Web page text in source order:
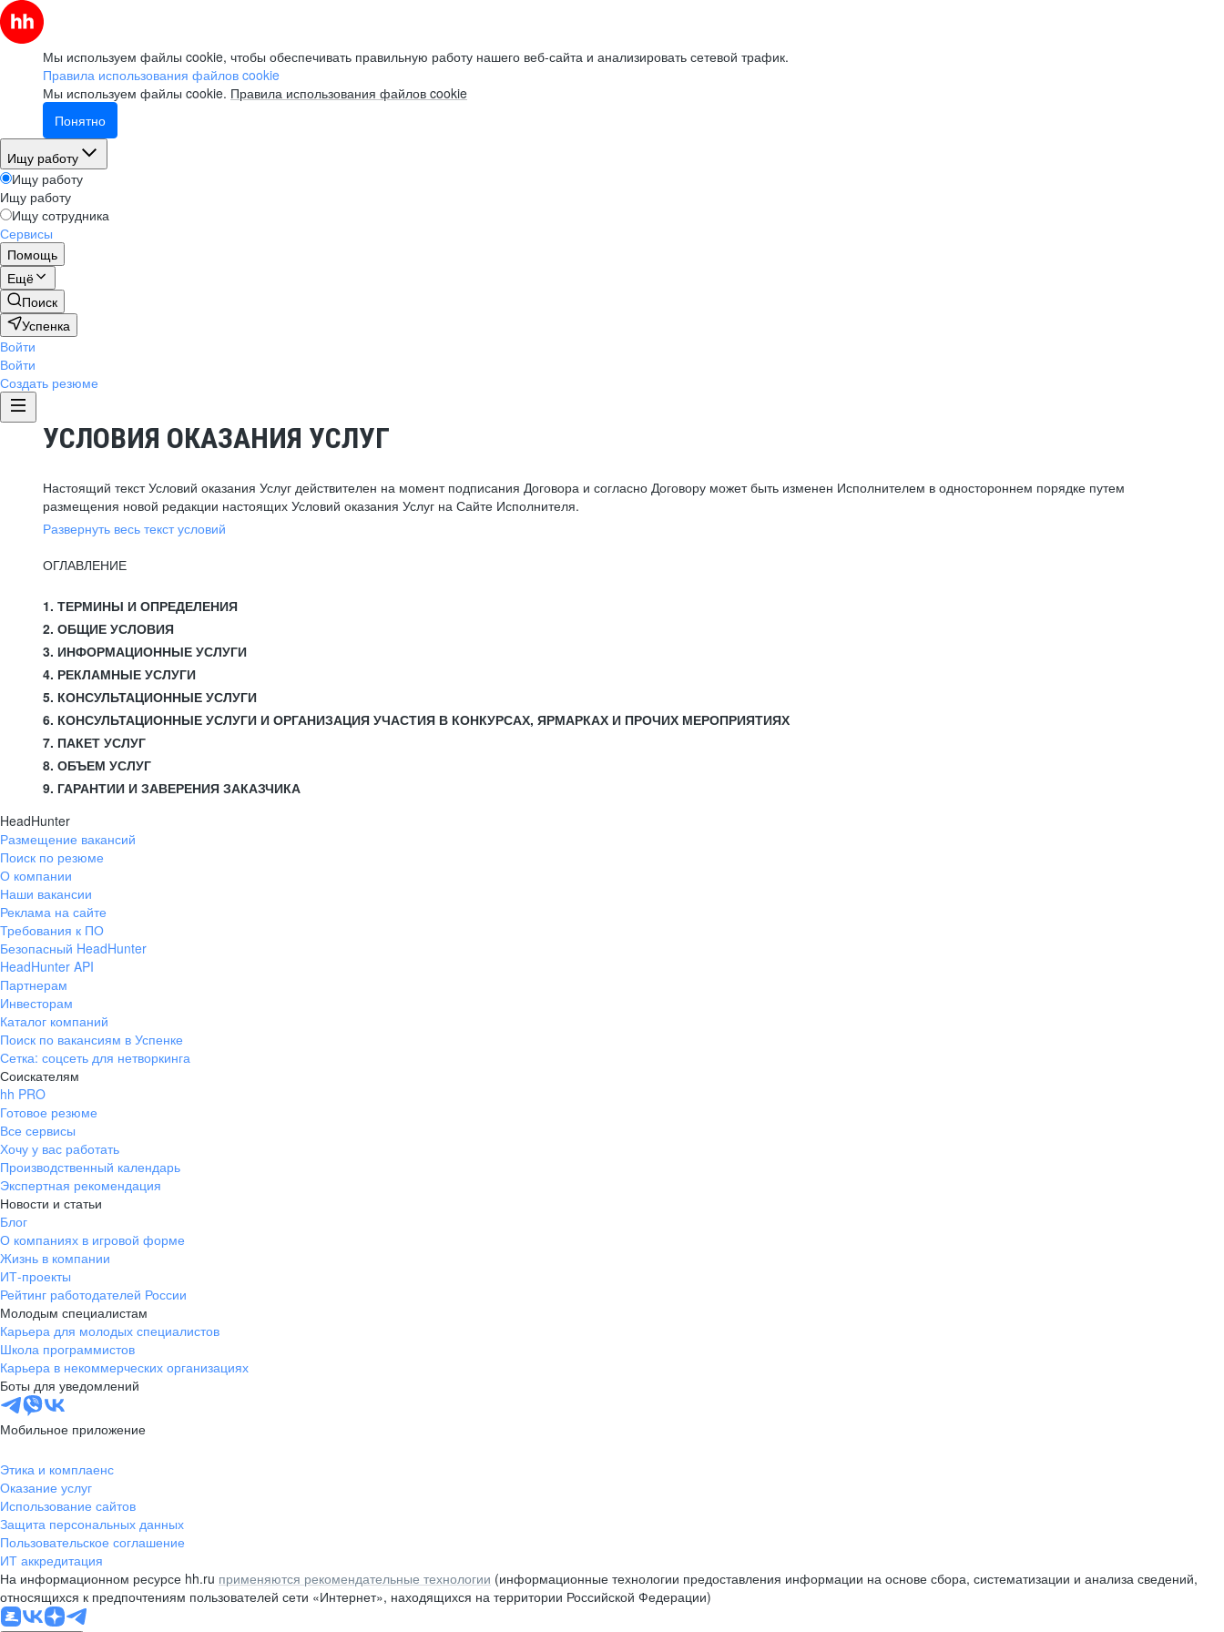
Мы используем файлы cookie, чтобы обеспечивать правильную работу нашего веб-сайта и анализировать сетевой трафик.
Правила использования файлов cookie
Мы используем файлы cookie. Правила использования файлов cookie
Понятно
Ищу работу
Ищу работу
Ищу работу
Ищу сотрудника
Сервисы
Помощь
Ещё
Поиск
Успенка
Войти
Войти
Создать резюме
УСЛОВИЯ ОКАЗАНИЯ УСЛУГ
Настоящий текст Условий оказания Услуг действителен на момент подписания Договора и согласно Договору может быть изменен Исполнителем в одностороннем порядке путем
размещения новой редакции настоящих Условий оказания Услуг на Сайте Исполнителя.
Развернуть весь текст условий
ОГЛАВЛЕНИЕ
1. ТЕРМИНЫ И ОПРЕДЕЛЕНИЯ
2. ОБЩИЕ УСЛОВИЯ
3. ИНФОРМАЦИОННЫЕ УСЛУГИ
4. РЕКЛАМНЫЕ УСЛУГИ
5. КОНСУЛЬТАЦИОННЫЕ УСЛУГИ
6. КОНСУЛЬТАЦИОННЫЕ УСЛУГИ И ОРГАНИЗАЦИЯ УЧАСТИЯ В КОНКУРСАХ, ЯРМАРКАХ И ПРОЧИХ МЕРОПРИЯТИЯХ
7. ПАКЕТ УСЛУГ
8. ОБЪЕМ УСЛУГ
9. ГАРАНТИИ И ЗАВЕРЕНИЯ ЗАКАЗЧИКА
HeadHunter
Размещение вакансий
Поиск по резюме
О компании
Наши вакансии
Реклама на сайте
Требования к ПО
Безопасный HeadHunter
HeadHunter API
Партнерам
Инвесторам
Каталог компаний
Поиск по вакансиям в Успенке
Сетка: соцсеть для нетворкинга
Соискателям
hh PRO
Готовое резюме
Все сервисы
Хочу у вас работать
Производственный календарь
Экспертная рекомендация
Новости и статьи
Блог
О компаниях в игровой форме
Жизнь в компании
ИТ-проекты
Рейтинг работодателей России
Молодым специалистам
Карьера для молодых специалистов
Школа программистов
Карьера в некоммерческих организациях
Боты для уведомлений
Мобильное приложение
Этика и комплаенс
Оказание услуг
Использование сайтов
Защита персональных данных
Пользовательское соглашение
ИТ аккредитация
На информационном ресурсе hh.ru применяются рекомендательные технологии (информационные технологии предоставления информации на основе сбора, систематизации и анализа сведений,
относящихся к предпочтениям пользователей сети «Интернет», находящихся на территории Российской Федерации)